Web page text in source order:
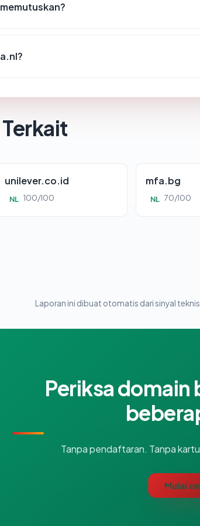
unilever.co.id
NL 100/100
mfa.bg
NL 70/100
Laporan ini dibuat otomatis dari sinyal
Periksa
Tanpa pendaftaran. Tanpa
Mulai